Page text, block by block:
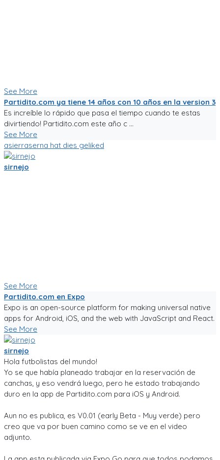
See More
Partidito.com ya tiene 14 años con 10 años en la version 3
Es increíble lo rápido que pasa el tiempo cuando te estas
divirtiendo! Partidito.com este año c ...
See More
asierraserna hat dies geliked
sirnejo
See More
Partidito.com en Expo
Expo is an open-source platform for making universal native
apps for Android, iOS, and the web with JavaScript and React.
See More
sirnejo
Hola futbolistas del mundo!
Yo se que había planeado trabajar en la reservación de
canchas, y eso vendrá luego, pero he estado trabajando
duro en la app de Partidito.com para iOS y Android.
Aun no es publica, es V0.01 (early Beta - Muy verde) pero
creo que va por buen camino como se ve en el video
adjunto.